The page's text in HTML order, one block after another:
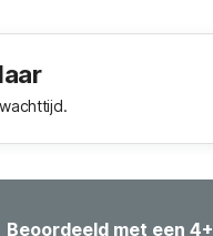
Beoordeeld met een 4+